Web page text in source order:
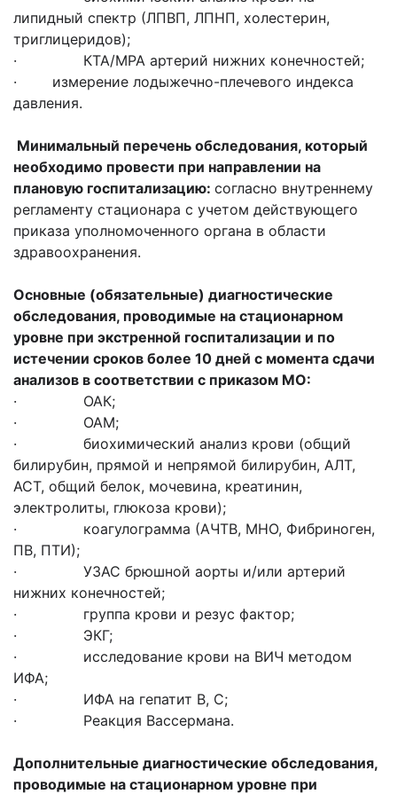
липидный спектр (ЛПВП, ЛПНП, холестерин,
триглицеридов);
· КТА/МРА артерий нижних конечностей;
· измерение лодыжечно-плечевого индекса
давления.
Минимальный перечень обследования, который
необходимо провести при направлении на
плановую госпитализацию: согласно внутреннему
регламенту стационара с учетом действующего
приказа уполномоченного органа в области
здравоохранения.
Основные (обязательные) диагностические
обследования, проводимые на стационарном
уровне при экстренной госпитализации и по
истечении сроков более 10 дней с момента сдачи
анализов в соответствии с приказом МО:
· ОАК;
· ОАМ;
· биохимический анализ крови (общий
билирубин, прямой и непрямой билирубин, АЛТ,
АСТ, общий белок, мочевина, креатинин,
электролиты, глюкоза крови);
· коагулограмма (АЧТВ, МНО, Фибриноген,
ПВ, ПТИ);
· УЗАС брюшной аорты и/или артерий
нижних конечностей;
· группа крови и резус фактор;
· ЭКГ;
· исследование крови на ВИЧ методом
ИФА;
· ИФА на гепатит В, С;
· Реакция Вассермана.
Дополнительные диагностические обследования,
проводимые на стационарном уровне при